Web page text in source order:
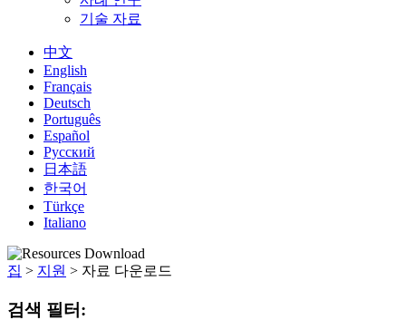
기술 자료
中文
English
Français
Deutsch
Português
Español
Русский
日本語
한국어
Türkçe
Italiano
집 > 지원 > 자료 다운로드
검색 필터: